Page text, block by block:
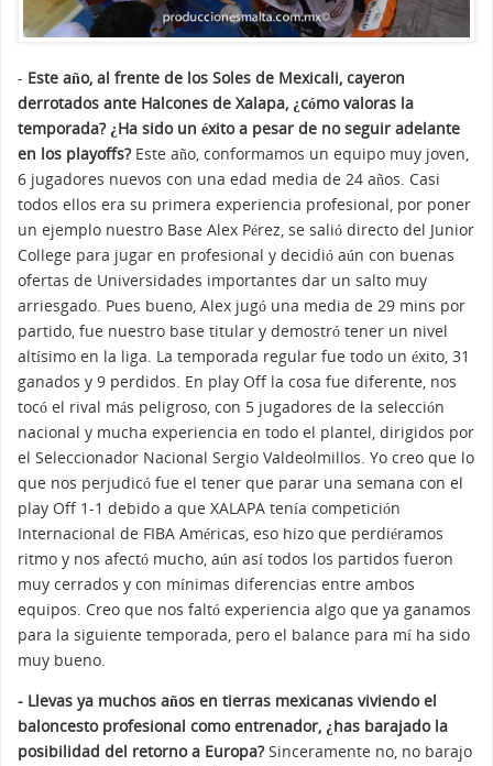
- Este año, al frente de los Soles de Mexicali, cayeron
derrotados ante Halcones de Xalapa, ¿cómo valoras la
temporada? ¿Ha sido un éxito a pesar de no seguir adelante
en los playoffs?Este año, conformamos un equipo muy joven,
6 jugadores nuevos con una edad media de 24 años. Casi
todos ellos era su primera experiencia profesional, por poner
un ejemplo nuestro Base Alex Pérez, se salió directo del Junior
College para jugar en profesional y decidió aún con buenas
ofertas de Universidades importantes dar un salto muy
arriesgado. Pues bueno, Alex jugó una media de 29 mins por
partido, fue nuestro base titular y demostró tener un nivel
altísimo en la liga. La temporada regular fue todo un éxito, 31
ganados y 9 perdidos. En play Off la cosa fue diferente, nos
tocó el rival más peligroso, con 5 jugadores de la selección
nacional y mucha experiencia en todo el plantel, dirigidos por
el Seleccionador Nacional Sergio Valdeolmillos. Yo creo que lo
que nos perjudicó fue el tener que parar una semana con el
play Off 1-1 debido a que XALAPA tenía competición
Internacional de FIBA Américas, eso hizo que perdiéramos
ritmo y nos afectó mucho, aún así todos los partidos fueron
muy cerrados y con mínimas diferencias entre ambos
equipos. Creo que nos faltó experiencia algo que ya ganamos
para la siguiente temporada, pero el balance para mí ha sido
muy bueno.
- Llevas ya muchos años en tierras mexicanas viviendo el
baloncesto profesional como entrenador, ¿has barajado la
posibilidad del retorno a Europa?Sinceramente no, no barajo